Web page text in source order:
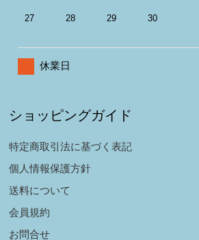
27 28 29 30
休業日
ショッピングガイド
特定商取引法に基づく表記
個人情報保護方針
送料について
会員規約
お問合せ